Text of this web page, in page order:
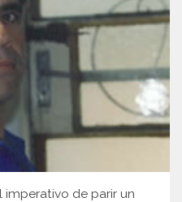
de parir un